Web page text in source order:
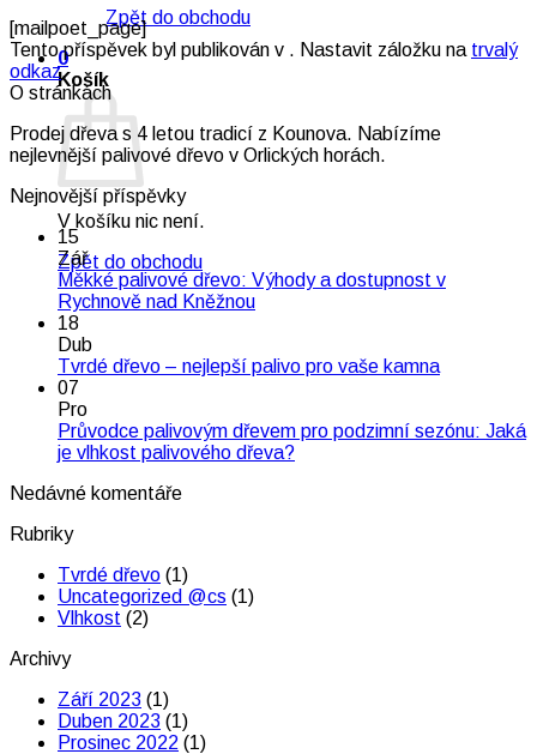
Zpět do obchodu
0
Košík
V košíku nic není.
Zpět do obchodu
[mailpoet_page]
Tento příspěvek byl publikován v . Nastavit záložku na trvalý
odkaz.
O stránkách
Prodej dřeva s 4 letou tradicí z Kounova. Nabízíme
nejlevnější palivové dřevo v Orlických horách.
Nejnovější příspěvky
15
Zář
Měkké palivové dřevo: Výhody a dostupnost v
Rychnově nad KněžnouŽádné
textu
Měkké
palivové
nad
18
Dub
Tvrdé dřevo – nejlepší palivo pro vaše kamnaŽádné
textu
07
Pro
Průvodce palivovým dřevem pro podzimní sezónu: Jaká
je vlhkost palivového dřeva?Žádné
Nedávné komentáře
Rubriky
Tvrdé dřevo (1)
Uncategorized @cs (1)
Vlhkost (2)
Archivy
Září 2023 (1)
Duben 2023 (1)
Prosinec 2022 (1)